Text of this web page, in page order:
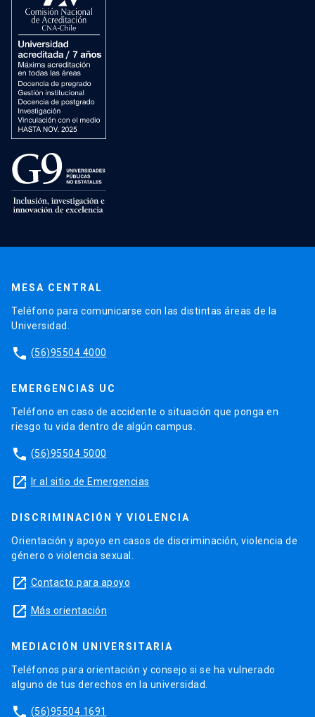
MESA CENTRAL
Teléfono para comunicarse con las distintas áreas de la
Universidad.
phone (56)95504 4000
EMERGENCIAS UC
Teléfono en caso de accidente o situación que ponga en
riesgo tu vida dentro de algún campus.
phone (56)95504 5000
launch Ir al sitio de Emergencias
DISCRIMINACIÓN Y VIOLENCIA
Orientación y apoyo en casos de discriminación, violencia de
género o violencia sexual.
launch Contacto para apoyo
launch Más orientación
MEDIACIÓN UNIVERSITARIA
Teléfonos para orientación y consejo si se ha vulnerado
alguno de tus derechos en la universidad.
phone (56)95504 1691